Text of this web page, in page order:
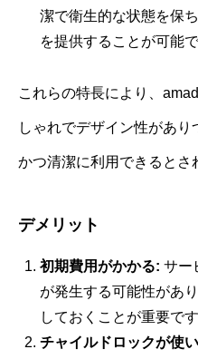
潔で衛生的な状態を保
を提供することが可能で
これらの特長により、
しゃれでデザイン性があ
かつ清潔に利用できるとさ
デメリット
初期費用がかかる: サー
が発生する可能性があ
しておくことが重要です
チャイルドロックが使